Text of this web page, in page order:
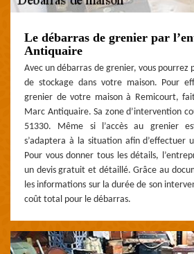
Le débarras de grenier par
Antiquaire
Avec un débarras de grenier, vous pourrez
de stockage dans votre maison. Pour
grenier de votre maison à Remicourt,
Marc Antiquaire. Sa zone d’intervention
51330. Même si l’accès au grenier
s’adaptera à la situation afin d’effectuer
Pour vous donner tous les détails,
un devis gratuit et détaillé. Grâce au
les informations sur la durée de son
coût total pour le débarras.